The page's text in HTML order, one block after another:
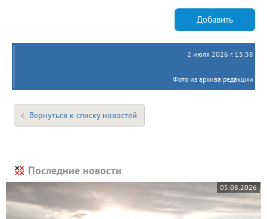
Добавить
2 июля 2026 г. 15:38
Фото из архива редакции
Вернуться к списку новостей
Последние новости
05.08.2026